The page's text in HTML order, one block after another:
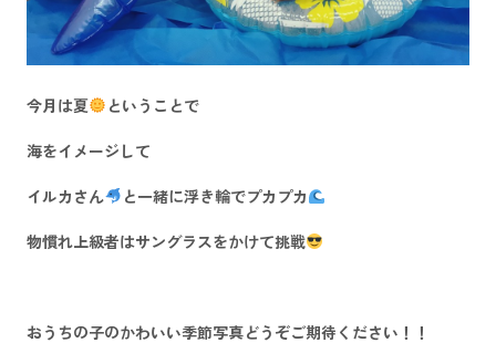
今月は夏 ということで
海をイメージして
イルカさん と一緒に浮き輪でプカプカ
物慣れ上級者はサングラスをかけて挑戦
おうちの子のかわいい季節写真どうぞご期待ください！！